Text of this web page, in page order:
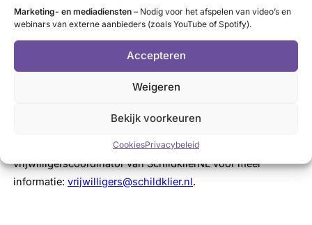
Marketing- en mediadiensten – Nodig voor het afspelen van video’s en
webinars van externe aanbieders (zoals YouTube of Spotify).
Accepteren
Weigeren
Bekijk voorkeuren
CookiesPrivacybeleid
Wil je meer informatie? Of wil je je
aanmelden?
Schrijf je in voor de (online) kennismakingsbijeenkomst
viaonze agenda. Tijdens deze bijeenkomst leer je in één
uur waar onze organisatie voor staat, hoe jij kunt bijdragen
Heb je vragen? Neem contact op met de
vrijwilligerscoördinator van SchildklierNL voor meer
informatie:vrijwilligers@schildklier.nl.